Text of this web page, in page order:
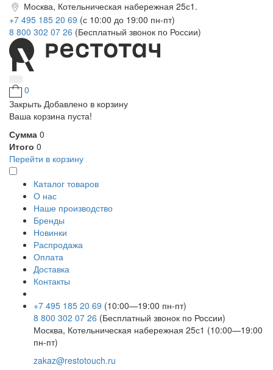
Москва, Котельническая набережная 25с1.
+7 495 185 20 69 (с 10:00 до 19:00 пн-пт)
8 800 302 07 26 (Бесплатный звонок по России)
0
Закрыть Добавлено в корзину
Ваша корзина пуста!
Сумма 0
Итого 0
Перейти в корзину
Каталог товаров
О нас
Наше производство
Бренды
Новинки
Распродажа
Оплата
Доставка
Контакты
+7 495 185 20 69 (10:00—19:00 пн-пт)
8 800 302 07 26 (Бесплатный звонок по России)
Москва, Котельническая набережная 25с1 (10:00—19:00
пн-пт)
zakaz@restotouch.ru